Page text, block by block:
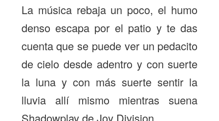
La música rebaja un poco, el humo
denso escapa por el patio y te das
cuenta que se puede ver un pedacito
de cielo desde adentro y con suerte
la luna y con más suerte sentir la
lluvia allí mismo mientras suena
Shadowplay de Joy Division.